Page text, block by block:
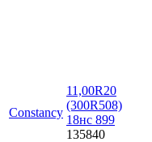
Constancy
11,00R20
(300R508)
18нс 899
135840